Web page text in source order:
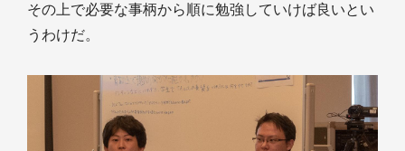
その上で必要な事柄から順に勉強していけば良いとい
うわけだ。